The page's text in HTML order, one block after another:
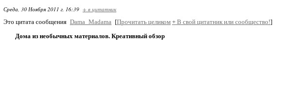
Среда, 30 Ноября 2011 г. 16:39 + в цитатник
Это цитата сообщения Dama_Madama [Прочитать целиком + В свой цитатник или сообщество!]
Дома из необычных материалов. Креативный обзор